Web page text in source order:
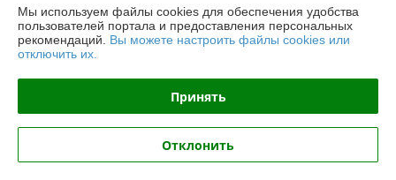
г. Минск ул. Прушинских дом 6 , кв 133
Регистрационный номер ЕГР: 193513378
Регистрационный орган: Минский горисполком
Местонахождение книги жалоб и предложений: ТЦ "Александров
Пассаж" пр. Независимости 117а, Минская область
Мы используем файлы cookies для обеспечения удобства
пользователей портала и предоставления персональных
рекомендаций. Вы можете настроить файлы cookies или
отключить их.
Принять
Отклонить